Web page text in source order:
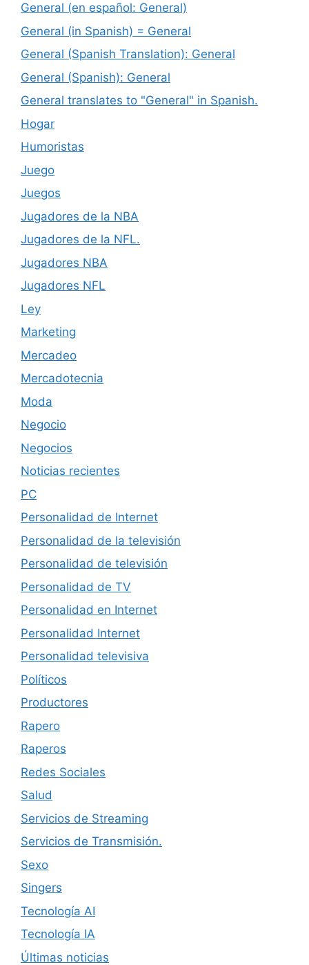
General (en español: General)
General (in Spanish) = General
General (Spanish Translation): General
General (Spanish): General
General translates to "General" in Spanish.
Hogar
Humoristas
Juego
Juegos
Jugadores de la NBA
Jugadores de la NFL.
Jugadores NBA
Jugadores NFL
Ley
Marketing
Mercadeo
Mercadotecnia
Moda
Negocio
Negocios
Noticias recientes
PC
Personalidad de Internet
Personalidad de la televisión
Personalidad de televisión
Personalidad de TV
Personalidad en Internet
Personalidad Internet
Personalidad televisiva
Políticos
Productores
Rapero
Raperos
Redes Sociales
Salud
Servicios de Streaming
Servicios de Transmisión.
Sexo
Singers
Tecnología AI
Tecnología IA
Últimas noticias